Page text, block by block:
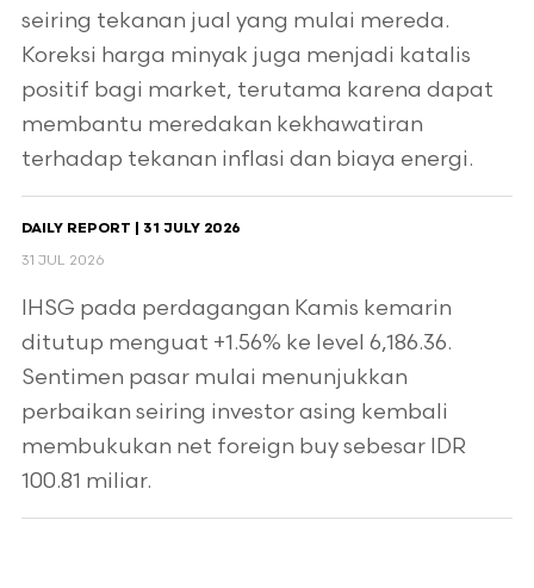
seiring tekanan jual yang mulai mereda.
Koreksi harga minyak juga menjadi katalis
positif bagi market, terutama karena dapat
membantu meredakan kekhawatiran
terhadap tekanan inflasi dan biaya energi.
DAILY REPORT | 31 JULY 2026
31 JUL 2026
IHSG pada perdagangan Kamis kemarin
ditutup menguat +1.56% ke level 6,186.36.
Sentimen pasar mulai menunjukkan
perbaikan seiring investor asing kembali
membukukan net foreign buy sebesar IDR
100.81 miliar.